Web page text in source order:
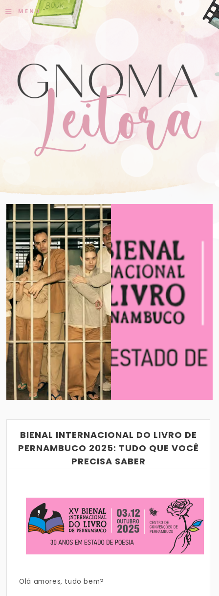
≡ MENU
BIENAL INTERNACIONAL DO LIVRO DE
VER POST
BIENAL INTERNACIONAL DO LIVRO DE
PERNAMBUCO 2025: TUDO QUE VOCÊ
PRECISA SABER
Olá amores, tudo bem?